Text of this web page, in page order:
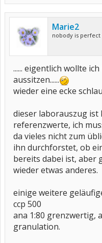
Marie2
nobody is perfect
...... eigentlich wollte
aussitzen......
wieder eine ecke
dieser laborauszug
referenzwerte, ich
da vieles nicht zum
ihn durchforstet, ob
bereits dabei ist, aber
wieder etwas anderes.
einige weitere
ccp 500
ana 1:80 grenzwertig,
granulation.